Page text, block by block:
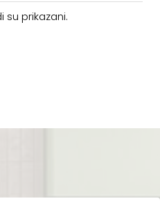
su prikazani.